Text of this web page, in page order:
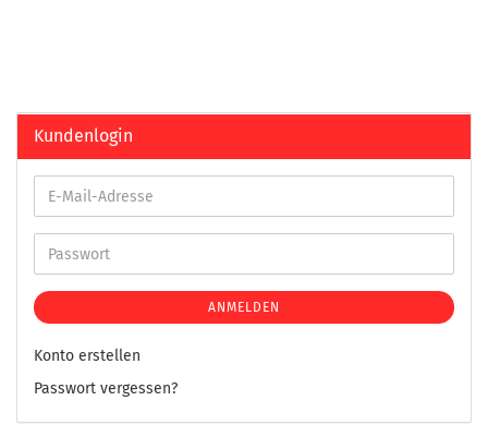
Kundenlogin
ANMELDEN
Konto erstellen
Passwort vergessen?